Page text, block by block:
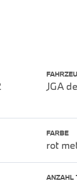
JGA
FARBE
rot
ANZAHL